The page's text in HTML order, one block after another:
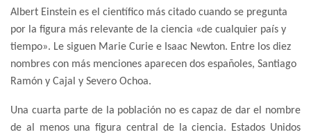
Albert Einstein es el científico más citado cuando se pregunta
por la figura más relevante de la ciencia «de cualquier país y
tiempo». Le siguen Marie Curie e Isaac Newton. Entre los diez
nombres con más menciones aparecen dos españoles, Santiago
Ramón y Cajal y Severo Ochoa.
Una cuarta parte de la población no es capaz de dar el nombre
de al menos una figura central de la ciencia. Estados Unidos